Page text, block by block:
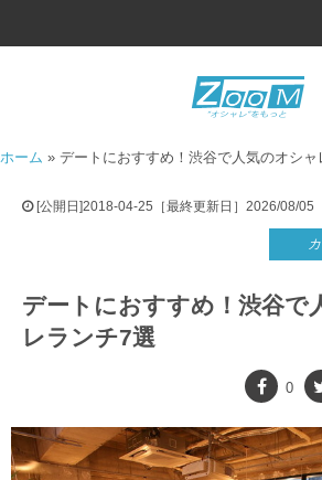
ホーム » デートにおすすめ！渋谷で人気のオシャ
[公開日]2018-04-25［最終更新日］2026/08/05
デートにおすすめ！渋谷で
レランチ7選
0